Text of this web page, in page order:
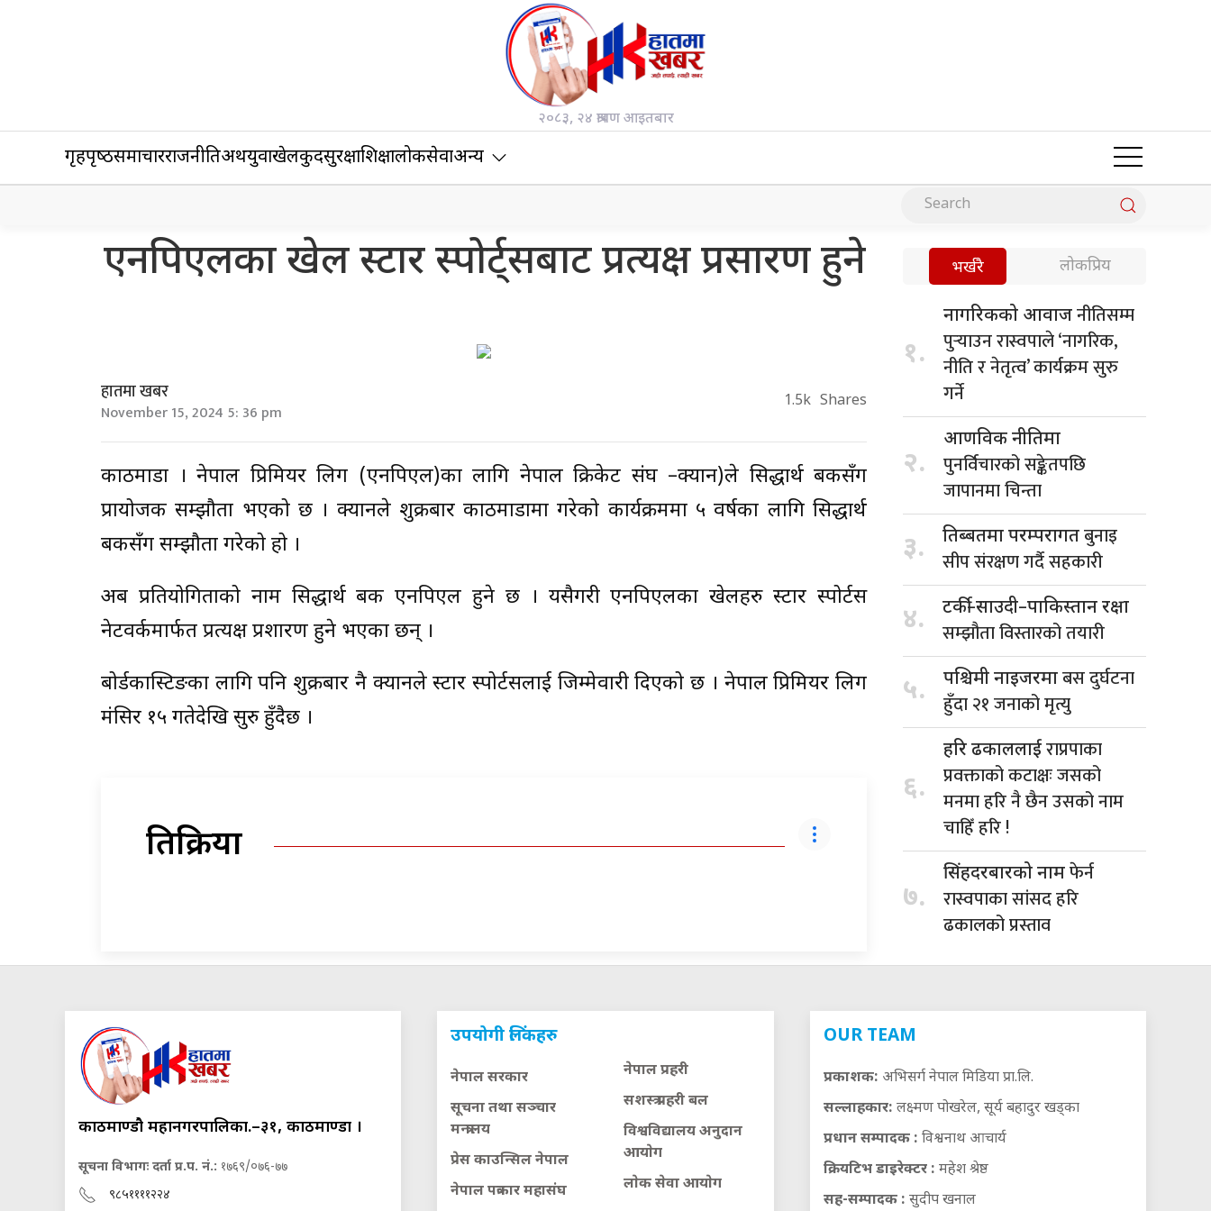
२०८३, २४ श्रावण आइतबार
गृहपृष्‍ठसमाचारराजनीतिअर्थयुवाखेलकुदसुरक्षाशिक्षालोकसेवाअन्य
एनपिएलका खेल स्टार स्पोर्ट्सबाट प्रत्यक्ष प्रसारण हुने
हातमा खबर
November 15, 2024 5: 36 pm 1.5k Shares
काठमाडौं । नेपाल प्रिमियर लिग (एनपिएल)का लागि नेपाल क्रिकेट संघ –क्यान)ले सिद्धार्थ बैंकसँग
प्रायोजक सम्झौता भएको छ । क्यानले शुक्रबार काठमाडौंमा गरेको कार्यक्रममा ५ वर्षका लागि सिद्धार्थ
बैंकसँग सम्झौता गरेको हो ।
अब प्रतियोगिताको नाम सिद्धार्थ बैंक एनपिएल हुने छ । यसैगरी एनपिएलका खेलहरु स्टार स्पोर्टस
नेटवर्कमार्फत प्रत्यक्ष प्रशारण हुने भएका छन् ।
बोर्डकास्टिङका लागि पनि शुक्रबार नै क्यानले स्टार स्पोर्टसलाई जिम्मेवारी दिएको छ । नेपाल प्रिमियर लिग
मंसिर १५ गतेदेखि सुरु हुँदैछ ।
प्रतिक्रिया
भर्खरै लोकप्रिय
१.
नागरिकको आवाजनीतिसम्म
पुर्‍याउन रास्वपाले ‘नागरिक,
नीति र नेतृत्व’ कार्यक्रम सुरु
गर्ने
२.
आणविक नीतिमा
पुनर्विचारको सङ्केतपछि
जापानमा चिन्ता
३. तिब्बतमा परम्परागतबुनाइ
सीप संरक्षण गर्दै सहकारी
४. टर्की–साउदी–पाकिस्तान रक्षा
सम्झौता विस्तारको तयारी
५. पश्चिमी नाइजरमाबस दुर्घटना
हुँदा २१ जनाको मृत्यु
६.
हरि ढकाललाईराप्रपाका
प्रवक्ताको कटाक्षः जसको
मनमा हरि नै छैन उसको नाम
चाहिँ हरि !
७.
सिंहदरबारको नामफेर्न
रास्वपाका सांसद हरि
ढकालको प्रस्ताव
काठमाण्डौ महानगरपालिका.–३१, काठमाण्डौं ।
सूचना विभागः दर्ता प्र.प. नं.: १७६९/०७६-७७
९८५११११२२४
उपयोगी लिंकहरु
नेपाल सरकार
सूचना तथा सञ्चार
मन्त्रालय
प्रेस काउन्सिल नेपाल
नेपाल पत्रकार महासंघ
नेपाल प्रहरी
सशस्त्र प्रहरी बल
विश्वविद्यालय अनुदान
आयाेग
लाेक सेवा आयाेग
OUR TEAM
प्रकाशक: अभिसर्ग नेपाल मिडिया प्रा.लि.
सल्लाहकार: लक्ष्मण पोखरेल, सूर्य बहादुर खड्का
प्रधान सम्पादक : विश्वनाथ आचार्य
क्रियटिभ डाइरेक्टर : महेश श्रेष्ठ
सह-सम्पादक : सुदीप खनाल